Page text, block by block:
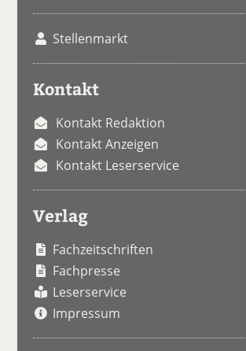
Stellenmarkt
Kontakt
Kontakt Redaktion
Kontakt Anzeigen
Kontakt Leserservice
Verlag
Fachzeitschriften
Fachpresse
Leserservice
Impressum